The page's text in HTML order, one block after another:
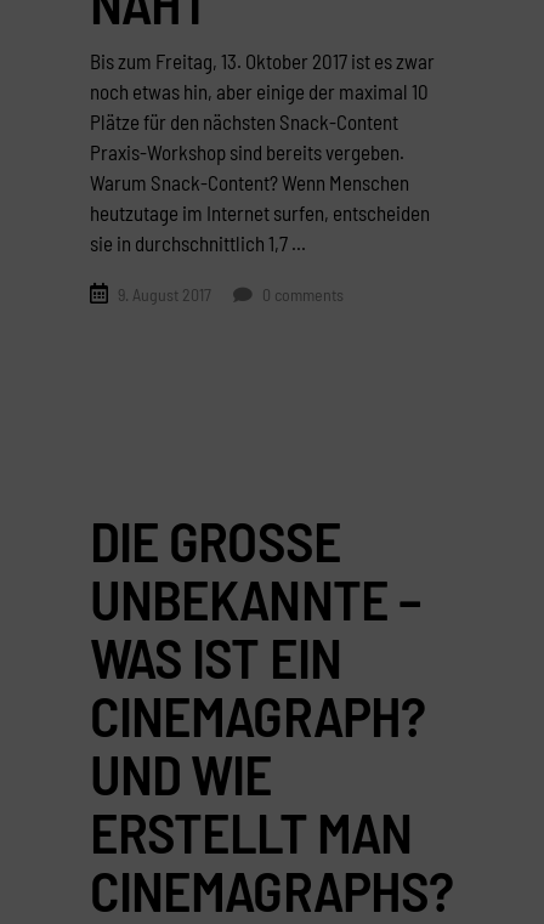
Bis zum Freitag, 13. Oktober 2017 ist es zwar
noch etwas hin, aber einige der maximal 10
Plätze für den nächsten Snack-Content
Praxis-Workshop sind bereits vergeben.
Warum Snack-Content? Wenn Menschen
heutzutage im Internet surfen, entscheiden
sie in durchschnittlich 1,7
9. August 2017 0 comments
DIE GROSSE U
NBEKANNTE – W
AS IST EIN C
INEMAGRAPH? U
ND WIE E
RSTELLT MAN C
INEMAGRAPHS?